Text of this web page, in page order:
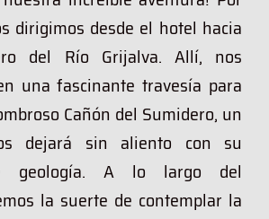
dirigimos desde el hotel hacia
del Río Grijalva. Allí, nos
una fascinante travesía para
Cañón del Sumidero, un
dejará sin aliento con su
geología. A lo largo del
la suerte de contemplar la